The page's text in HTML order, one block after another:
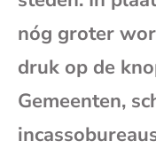
nóg groter
druk op de
Gemeenten,